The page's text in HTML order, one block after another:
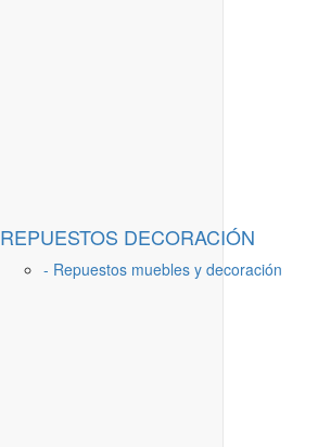
REPUESTOS DECORACIÓN
- Repuestos muebles y decoración